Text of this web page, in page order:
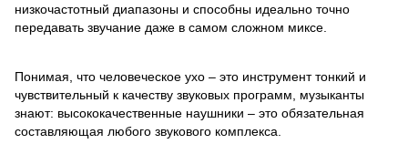
низкочастотный диапазоны и способны идеально точно
передавать звучание даже в самом сложном миксе.
Понимая, что человеческое ухо – это инструмент тонкий и
чувствительный к качеству звуковых программ, музыканты
знают: высококачественные наушники – это обязательная
составляющая любого звукового комплекса.